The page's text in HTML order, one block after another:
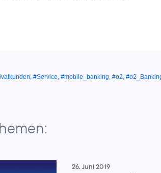
, #Service, #mobile_banking, #o2,
26. Juni 2019